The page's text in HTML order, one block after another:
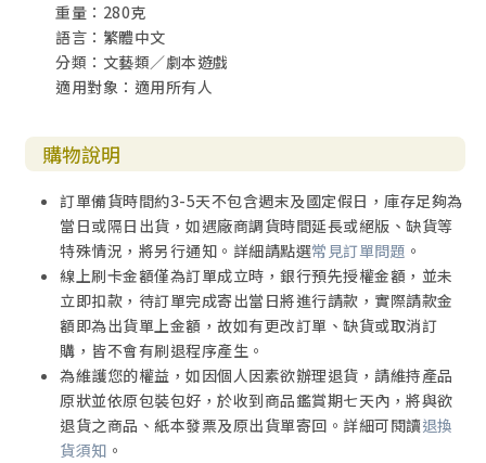
重量：280克
語言：繁體中文
分類：文藝類／劇本遊戲
適用對象：適用所有人
購物說明
訂單備貨時間約3-5天不包含週末及國定假日，庫存足夠為
當日或隔日出貨，如遇廠商調貨時間延長或絕版、缺貨等
特殊情況，將另行通知。詳細請點選常見訂單問題 。
線上刷卡金額僅為訂單成立時，銀行預先授權金額，並未
立即扣款，待訂單完成寄出當日將進行請款，實際請款金
額即為出貨單上金額，故如有更改訂單、缺貨或取消訂
購，皆不會有刷退程序產生。
為維護您的權益，如因個人因素欲辦理退貨，請維持產品
原狀並依原包裝包好，於收到商品鑑賞期七天內，將與欲
退貨之商品、紙本發票及原出貨單寄回。詳細可閱讀退換
貨須知 。